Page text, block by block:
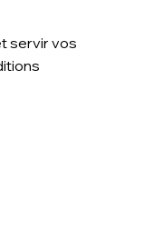
servir vos